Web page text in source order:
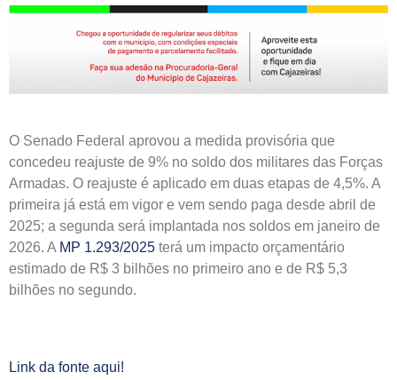
O Senado Federal aprovou a medida provisória que
concedeu reajuste de 9% no soldo dos militares das Forças
Armadas. O reajuste é aplicado em duas etapas de 4,5%. A
primeira já está em vigor e vem sendo paga desde abril de
2025; a segunda será implantada nos soldos em janeiro de
2026. A MP 1.293/2025 terá um impacto orçamentário
estimado de R$ 3 bilhões no primeiro ano e de R$ 5,3
bilhões no segundo.
Link da fonte aqui!